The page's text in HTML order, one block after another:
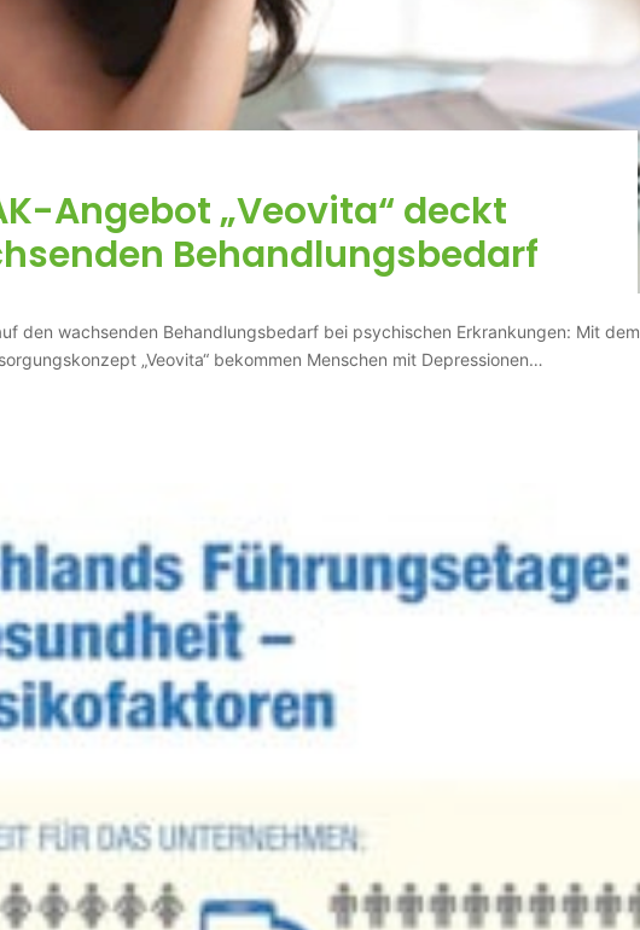
Angebot „Veovita“ deckt
Behandlungsbedarf
den wachsenden Behandlungsbedarf bei psychischen Erkrankungen: Mit dem
„Veovita“ bekommen Menschen mit Depressionen…